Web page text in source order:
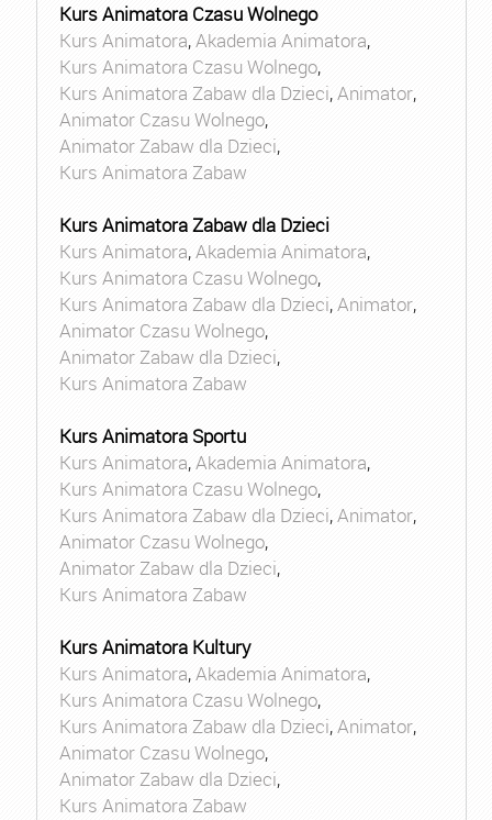
Kurs Animatora Czasu Wolnego
Kurs Animatora,Akademia Animatora,
Kurs Animatora Czasu Wolnego,
Kurs Animatora Zabaw dla Dzieci,Animator,
Animator Czasu Wolnego,
Animator Zabaw dla Dzieci,
Kurs Animatora Zabaw
Kurs Animatora Zabaw dla Dzieci
Kurs Animatora,Akademia Animatora,
Kurs Animatora Czasu Wolnego,
Kurs Animatora Zabaw dla Dzieci,Animator,
Animator Czasu Wolnego,
Animator Zabaw dla Dzieci,
Kurs Animatora Zabaw
Kurs Animatora Sportu
Kurs Animatora,Akademia Animatora,
Kurs Animatora Czasu Wolnego,
Kurs Animatora Zabaw dla Dzieci,Animator,
Animator Czasu Wolnego,
Animator Zabaw dla Dzieci,
Kurs Animatora Zabaw
Kurs Animatora Kultury
Kurs Animatora,Akademia Animatora,
Kurs Animatora Czasu Wolnego,
Kurs Animatora Zabaw dla Dzieci,Animator,
Animator Czasu Wolnego,
Animator Zabaw dla Dzieci,
Kurs Animatora Zabaw